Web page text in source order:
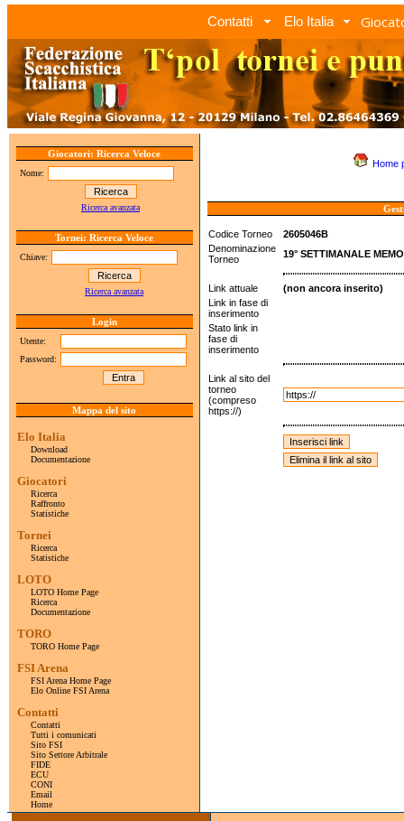
Contatti Elo Italia
Giocatori: Ricerca Veloce
Nome:
Ricerca avanzata
Tornei: Ricerca Veloce
Chiave:
Ricerca avanzata
Login
Utente:
Password:
Mappa del sito
Elo Italia
Download
Documentazione
Giocatori
Ricerca
Raffronto
Statistiche
Tornei
Ricerca
Statistiche
LOTO
LOTO Home Page
Ricerca
Documentazione
TORO
TORO Home Page
FSI Arena
FSI Arena Home Page
Elo Online FSI Arena
Contatti
Contatti
Tutti i comunicati
Sito FSI
Sito Settore Arbitrale
FIDE
ECU
CONI
Email
Home
Home
Codice Torneo
2605046B
Denominazione
Torneo
19° SETTIMANALE
Link attuale
(non ancora inserito)
Link in fase di
inserimento
Stato link in
fase di
inserimento
Link al sito del
torneo
(compreso
https://)